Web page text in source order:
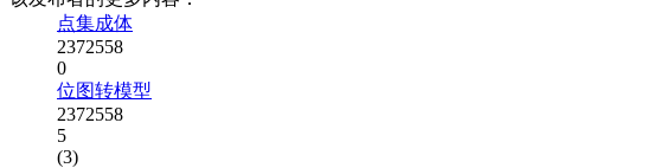
点集成体
2372558
0
位图转模型
2372558
5
(3)